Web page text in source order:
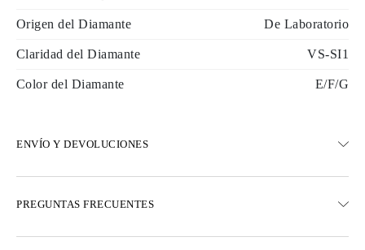
Origen del Diamante De Laboratorio
Claridad del Diamante VS-SI1
Color del Diamante E/F/G
ENVÍO Y DEVOLUCIONES
Opciones de entrega exprés también están disponibles
PREGUNTAS FRECUENTES